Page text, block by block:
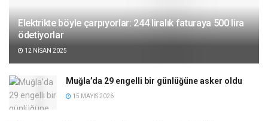
Elektrikte böyle çarpıyorlar: 244 liralık faturaya 500 lira
ödetiyorlar
12 NISAN 2025
Muğla’da 29 engelli bir günlüğüne asker oldu
15 MAYIS 2026